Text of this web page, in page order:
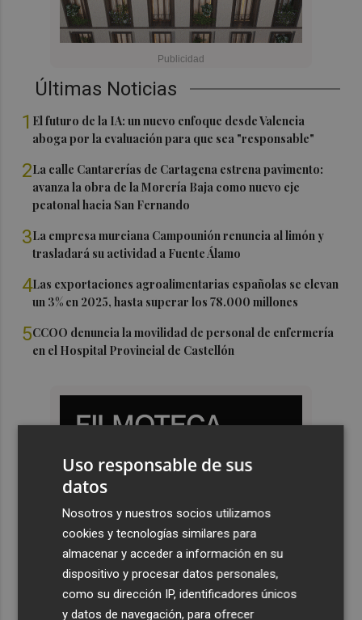
Últimas Noticias
1 El futuro de la IA: un nuevo enfoque desde Valencia
aboga por la evaluación para que sea "responsable"
2La calle Cantarerías de Cartagena estrena pavimento:
avanza la obra de la Morería Baja como nuevo eje
peatonal hacia San Fernando
3La empresa murciana Campounión renuncia al limón y
trasladará su actividad a Fuente Álamo
4Las exportaciones agroalimentarias españolas se elevan
un 3% en 2025, hasta superar los 78.000 millones
5CCOO denuncia la movilidad de personal de enfermería
en el Hospital Provincial de Castellón
Uso responsable de sus
datos
Nosotros y nuestros socios utilizamos
cookies y tecnologías similares para
almacenar y acceder a información en su
dispositivo y procesar datos personales,
como su dirección IP, identificadores únicos
y datos de navegación, para ofrecer